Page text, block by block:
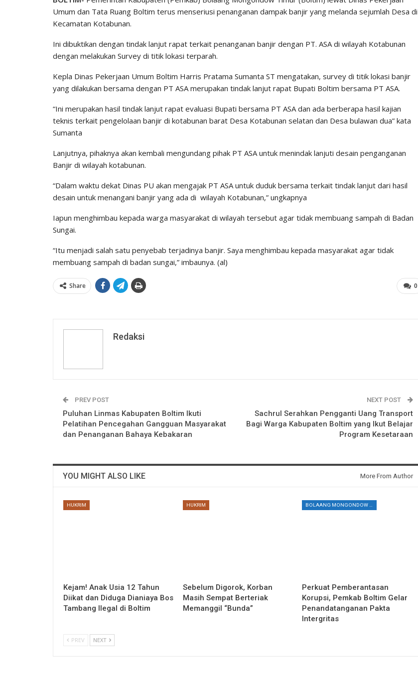
Umum dan Tata Ruang Boltim terus menseriusi penanganan dampak banjir yang melanda sejumlah Desa di
Kecamatan Kotabunan.
Ini dibuktikan dengan tindak lanjut rapat terkait penanganan banjir dengan PT. ASA di wilayah Kotabunan
dengan melakukan Survey di titik lokasi terparah.
Kepla Dinas Pekerjaan Umum Boltim Harris Pratama Sumanta ST mengatakan, survey di titik lokasi banjir
yang dilakukan bersama dengan PT ASA merupakan tindak lanjut rapat Bupati Boltim bersama PT ASA.
“Ini merupakan hasil tindak lanjut rapat evaluasi Bupati bersama PT ASA dan ada berberapa hasil kajian
teknis terkait pengelolaan banjir di kotabunan barat Desa Kotabunan selatan dan Desa bulawan dua” kata
Sumanta
Lanjutnya, pihaknya akan kembali mengundang pihak PT ASA untuk menindak lanjuti desain penganganan
Banjir di wilayah kotabunan.
“Dalam waktu dekat Dinas PU akan mengajak PT ASA untuk duduk bersama terkait tindak lanjut dari hasil
desain untuk menangani banjir yang ada di wilayah Kotabunan,” ungkapnya
Iapun menghimbau kepada warga masyarakat di wilayah tersebut agar tidak membuang sampah di Badan
Sungai.
“Itu menjadi salah satu penyebab terjadinya banjir. Saya menghimbau kepada masyarakat agar tidak
membuang sampah di badan sungai,” imbaunya. (al)
0
Share
Redaksi
PREV POST
Puluhan Linmas Kabupaten Boltim Ikuti
Pelatihan Pencegahan Gangguan Masyarakat
dan Penanganan Bahaya Kebakaran
NEXT POST
Sachrul Serahkan Pengganti Uang Transport
Bagi Warga Kabupaten Boltim yang Ikut Belajar
Program Kesetaraan
YOU MIGHT ALSO LIKE More From Author
HUKRIM
Kejam! Anak Usia 12 Tahun
Diikat dan Diduga Dianiaya Bos
Tambang Ilegal di Boltim
HUKRIM
Sebelum Digorok, Korban
Masih Sempat Berteriak
Memanggil “Bunda”
Perkuat Pemberantasan
Korupsi, Pemkab Boltim Gelar
Penandatanganan Pakta
Intergritas
PREV NEXT